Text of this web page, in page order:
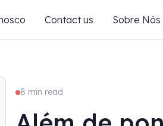
Contact us Sobre Nós
8 min read